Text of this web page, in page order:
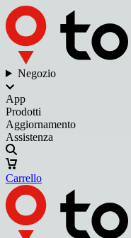
Negozio
App
Prodotti
Aggiornamento
Assistenza
Carrello